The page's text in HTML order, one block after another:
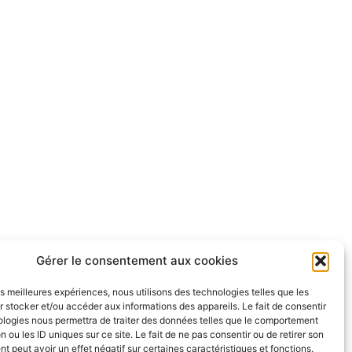
Gérer le consentement aux cookies
meilleures expériences, nous utilisons des technologies telles que les
stocker et/ou accéder aux informations des appareils. Le fait de consentir
nous permettra de traiter des données telles que le comportement
ou les ID uniques sur ce site. Le fait de ne pas consentir ou de retirer son
peut avoir un effet négatif sur certaines caractéristiques et fonctions.